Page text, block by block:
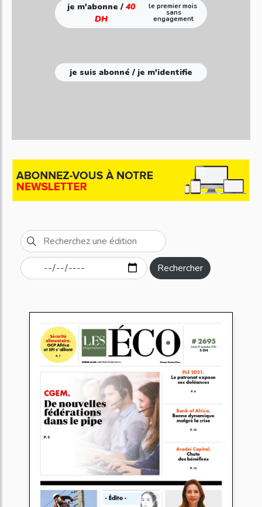
je m'abonne /40
DH
le premier mois
sans
engagement
je suis abonné / je m'identifie
Rechercher